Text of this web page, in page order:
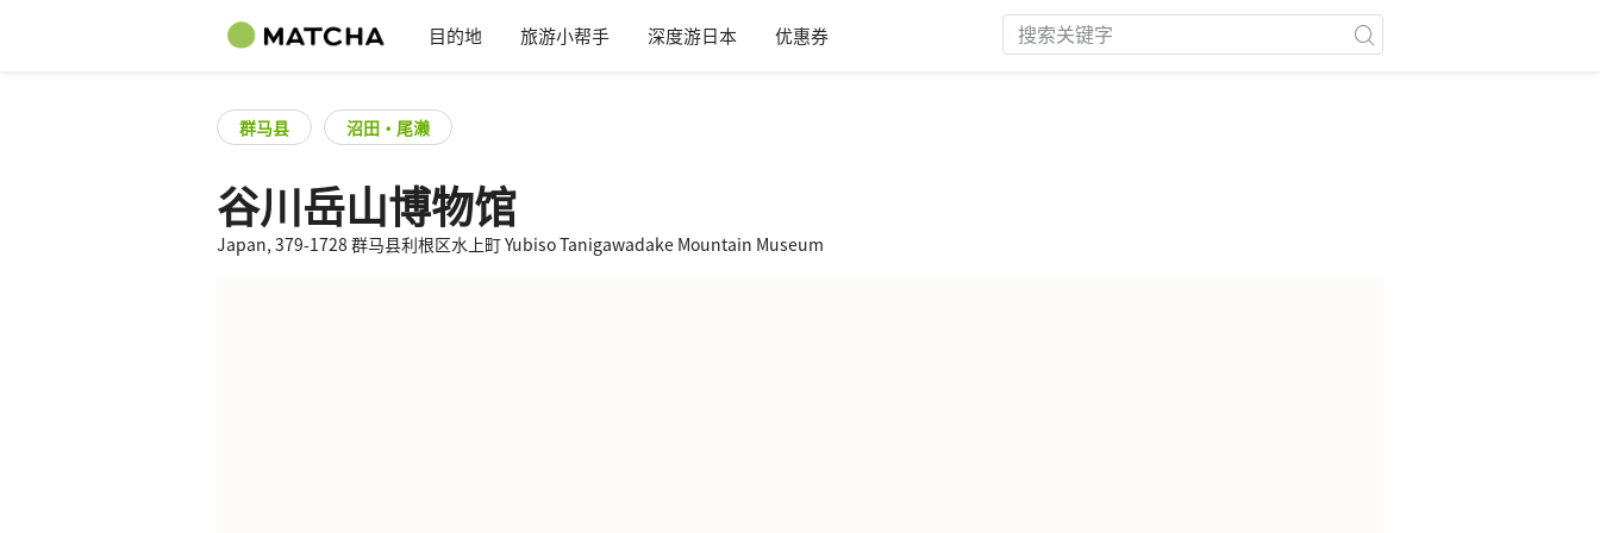
目的地 旅游小帮手 深度游日本 优惠券
群马县 沼田・尾濑
谷川岳山博物馆
Japan, 379-1728 群马县利根区水上町 Yubiso Tanigawadake Mountain Museum